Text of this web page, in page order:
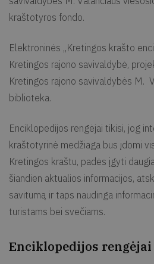
kraštotyros fondo.
Elektroninės „Kretingos krašto
Kretingos rajono savivaldybė,
Kretingos rajono savivaldybės M.
biblioteka.
Enciklopedijos rengėjai tikisi, jog
kraštotyrinė medžiaga bus įdomi
Kretingos kraštu, padės įgyti
šiandien aktualios informacijos,
savitumą ir taps naudinga
turistams bei svečiams.
Enciklopedijos rengėjai